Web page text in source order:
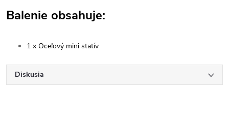
Balenie obsahuje:
1 x Oceľový mini statív
Diskusia